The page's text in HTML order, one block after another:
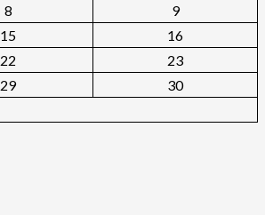
8
9
15
16
22
23
29
30